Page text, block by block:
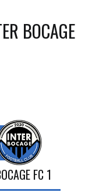
BOCAGE
FC 1